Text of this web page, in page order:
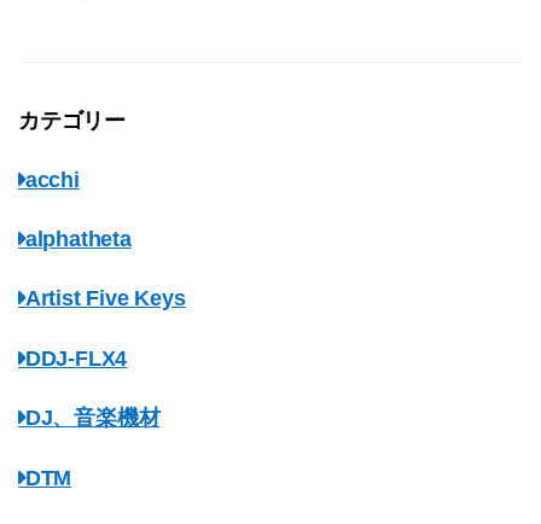
カテゴリー
acchi
alphatheta
Artist Five Keys
DDJ-FLX4
DJ、音楽機材
DTM